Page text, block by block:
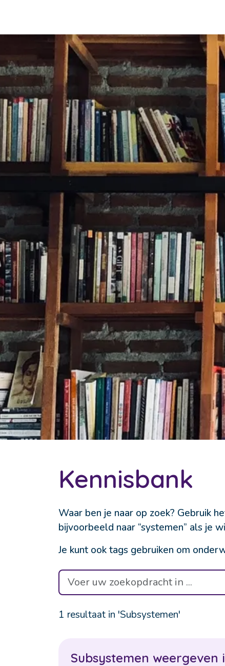
Kennisbank
Waar ben je naar op zoek? Gebruik
bijvoorbeeld naar “systemen” als je
Je kunt ook tags gebruiken om
1 resultaat in 'Subsystemen'
Subsystemen weergeven i